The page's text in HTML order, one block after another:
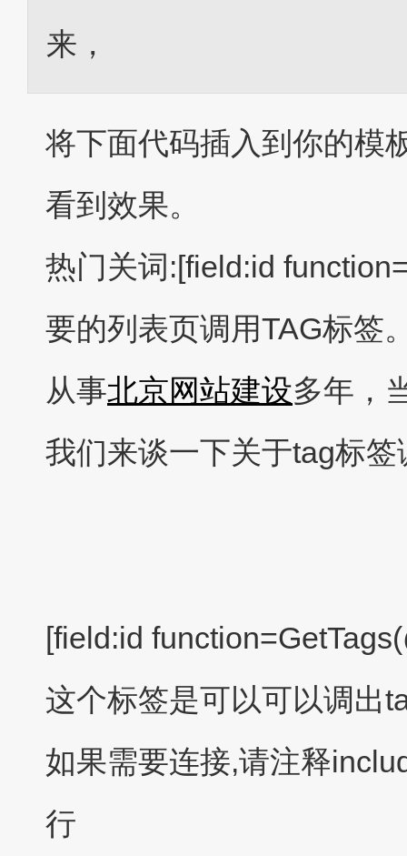
来，
将下面代码插入到你的模
看到效果。
热门关词:[field:id
要的列表页调用TAG标签
从事北京网站建设多年，
我们来谈一下关于tag标
[field:id
这个标签是可以可以调出
如果需要连接,请注释
行